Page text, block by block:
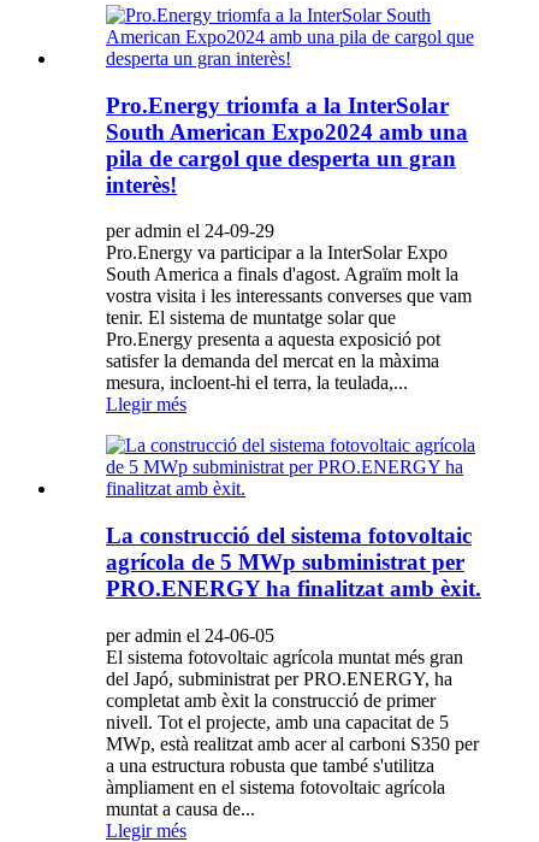
Pro.Energy triomfa a la InterSolar
South American Expo2024 amb una
pila de cargol que desperta un gran
interès!
per admin el 24-09-29
Pro.Energy va participar a la InterSolar Expo
South America a finals d'agost. Agraïm molt la
vostra visita i les interessants converses que vam
tenir. El sistema de muntatge solar que
Pro.Energy presenta a aquesta exposició pot
satisfer la demanda del mercat en la màxima
mesura, incloent-hi el terra, la teulada,...
Llegir més
La construcció del sistema fotovoltaic
agrícola de 5 MWp subministrat per
PRO.ENERGY ha finalitzat amb èxit.
per admin el 24-06-05
El sistema fotovoltaic agrícola muntat més gran
del Japó, subministrat per PRO.ENERGY, ha
completat amb èxit la construcció de primer
nivell. Tot el projecte, amb una capacitat de 5
MWp, està realitzat amb acer al carboni S350 per
a una estructura robusta que també s'utilitza
àmpliament en el sistema fotovoltaic agrícola
muntat a causa de...
Llegir més